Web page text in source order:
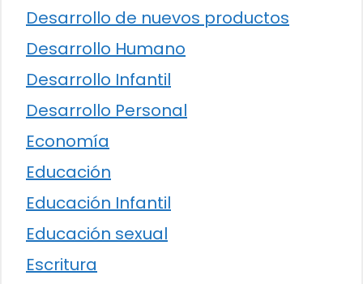
Desarrollo de nuevos productos
Desarrollo Humano
Desarrollo Infantil
Desarrollo Personal
Economía
Educación
Educación Infantil
Educación sexual
Escritura